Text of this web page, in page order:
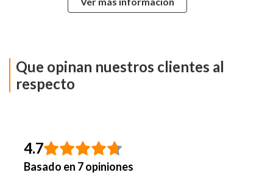
128 cm
Profundidad 10 cm
Hecho en
Velador: Chile
Que opinan nuestros clientes al
respecto
4.7
Basado en 7 opiniones